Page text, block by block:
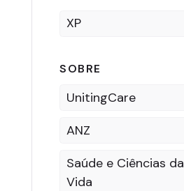
XP
SOBRE
UnitingCare
ANZ
Saúde e Ciências da
Vida